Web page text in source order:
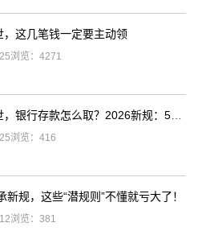
，这几笔钱一定要主动领
浏览：4271
亲人去世，银行存款怎么取？2026新规：5万以内免公证！
浏览：416
新规，这些“潜规则”不懂就亏大了！
浏览：381